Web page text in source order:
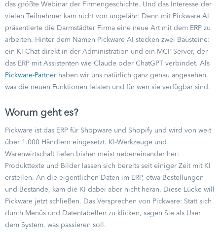
das größte Webinar der Firmengeschichte. Und das Interesse der
vielen Teilnehmer kam nicht von ungefähr: Denn mit Pickware AI
präsentierte die Darmstädter Firma eine neue Art mit dem ERP zu
arbeiten. Hinter dem Namen Pickware AI stecken zwei Bausteine:
ein KI-Chat direkt in der Administration und ein MCP-Server, der
das ERP mit Assistenten wie Claude oder ChatGPT verbindet. Als
Pickware-Partner haben wir uns natürlich ganz genau angesehen,
was die neuen Funktionen leisten und für wen sie verfügbar sind.
Worum geht es?
Pickware ist das ERP für Shopware und Shopify und wird von weit
über 1.000 Händlern eingesetzt. KI-Werkzeuge und
Warenwirtschaft liefen bisher meist nebeneinander her:
Produkttexte und Bilder lassen sich bereits seit einiger Zeit mit KI
erstellen. An die eigentlichen Daten im ERP, etwa Bestellungen
und Bestände, kam die KI dabei aber nicht heran. Diese Lücke will
Pickware jetzt schließen. Das Versprechen von Pickware: Statt sich
durch Menüs und Datentabellen zu klicken, sagen Sie als User
dem System, was passieren soll.